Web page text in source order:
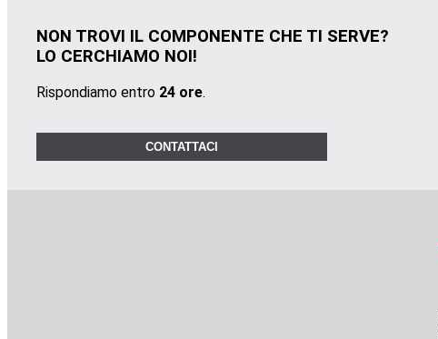
NON TROVI IL COMPONENTE CHE TI SERVE?
LO CERCHIAMO NOI!
Rispondiamo entro 24 ore.
CONTATTACI